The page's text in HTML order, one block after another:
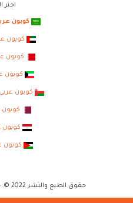
اختر
كوبون
كوبون
كوبون
كوبون
كوبون
كوبون
كوبون
حقوق الطبع والنشر 2022 ©. جميع الحقوق محفوظة